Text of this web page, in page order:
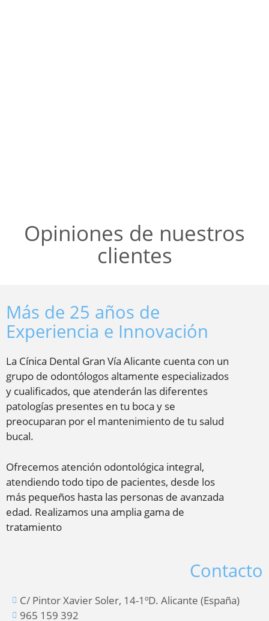
Opiniones de nuestros
clientes
Más de 25 años de
Experiencia e Innovación
La Cínica Dental Gran Vía Alicante cuenta con un
grupo de odontólogos altamente especializados
y cualificados, que atenderán las diferentes
patologías presentes en tu boca y se
preocuparan por el mantenimiento de tu salud
bucal.
Ofrecemos atención odontológica integral,
atendiendo todo tipo de pacientes, desde los
más pequeños hasta las personas de avanzada
edad. Realizamos una amplia gama de
tratamiento
Contacto
C/ Pintor Xavier Soler, 14-1ºD. Alicante (España)
965 159 392